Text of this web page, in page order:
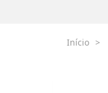
Início >